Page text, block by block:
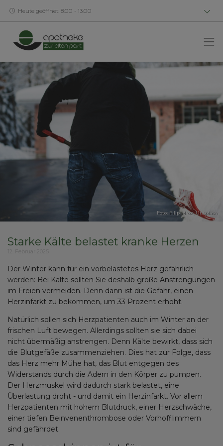
Heute geöffnet: 8:00 - 13:00
Foto: Filip Mroz,Unsplash
Starke Kälte belastet kranke Herzen
Der Winter kann für ein vorbelastetes Herz gefährlich
werden: Bei Kälte sollten Sie deshalb große Anstrengungen
im Freien vermeiden. Denn dann ist die Gefahr, einen
Herzinfarkt zu bekommen, um 33 Prozent erhöht.
Natürlich sollen sich Herzpatienten auch im Winter an der
frischen Luft bewegen. Allerdings sollten sie sich dabei
nicht übermäßig anstrengen. Denn Kälte bewirkt, dass sich
die Blutgefäße zusammenziehen. Dies hat zur Folge, dass
das Herz mehr Mühe hat, das Blut entgegen des
Widerstands durch die Adern in den Körper zu pumpen.
Der Herzmuskel wird dadurch stark belastet, eine
Überlastung droht - und damit ein Herzinfarkt. Vor allem
Herzpatienten mit hohem Blutdruck, einer Herzschwäche,
einer tiefen Beinvenenthrombose oder Vorhofflimmern
sind gefährdet.